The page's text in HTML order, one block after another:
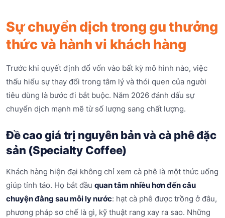
Sự chuyển dịch trong gu thưởng
thức và hành vi khách hàng
Trước khi quyết định đổ vốn vào bất kỳ mô hình nào, việc
thấu hiểu sự thay đổi trong tâm lý và thói quen của người
tiêu dùng là bước đi bắt buộc. Năm 2026 đánh dấu sự
chuyển dịch mạnh mẽ từ số lượng sang chất lượng.
Đề cao giá trị nguyên bản và cà phê đặc
sản (Specialty Coffee)
Khách hàng hiện đại không chỉ xem cà phê là một thức uống
giúp tỉnh táo. Họ bắt đầu quan tâm nhiều hơn đến câu
chuyện đằng sau mỗi ly nước: hạt cà phê được trồng ở đâu,
phương pháp sơ chế là gì, kỹ thuật rang xay ra sao. Những